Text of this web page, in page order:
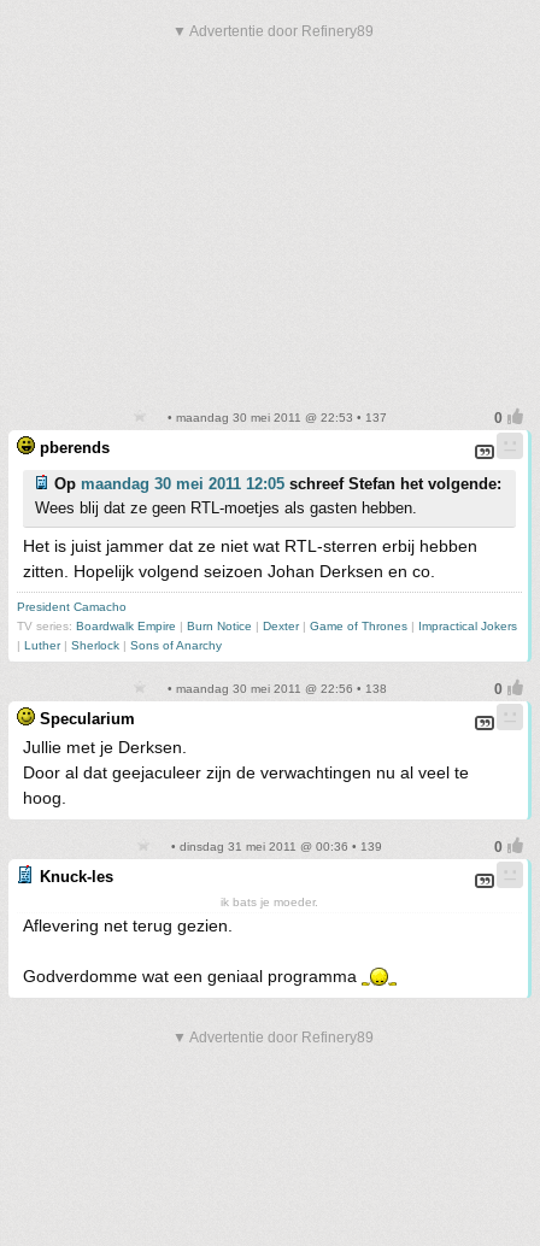
▼ Advertentie door Refinery89
• maandag 30 mei 2011 @ 22:53 • 137
pberends
Op maandag 30 mei 2011 12:05 schreef Stefan het volgende:
Wees blij dat ze geen RTL-moetjes als gasten hebben.
Het is juist jammer dat ze niet wat RTL-sterren erbij hebben
zitten. Hopelijk volgend seizoen Johan Derksen en co.
President Camacho
TV series: Boardwalk Empire | Burn Notice | Dexter| Game of Thrones | Impractical Jokers
| Luther| Sherlock | Sons of Anarchy
• maandag 30 mei 2011 @ 22:56 • 138
Specularium
Jullie met je Derksen.
Door al dat geejaculeer zijn de verwachtingen nu al veel te
hoog.
• dinsdag 31 mei 2011 @ 00:36 • 139
Knuck-les
ik bats je moeder.
Aflevering net terug gezien.
Godverdomme wat een geniaal programma
▼ Advertentie door Refinery89